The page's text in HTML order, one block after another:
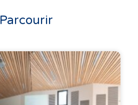
Parcourir